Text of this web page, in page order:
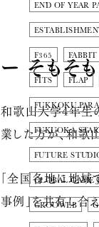
END OF YEAR
F365 FABBIT
FITS FLAP
FUKKOKU
FUKUOKA
FUTURE
GLOBAL GAME
GROOWEB
ー そもそ
和歌山大学4年生
業した方が、和歌
「全国各地に地域
事例」を共有し合